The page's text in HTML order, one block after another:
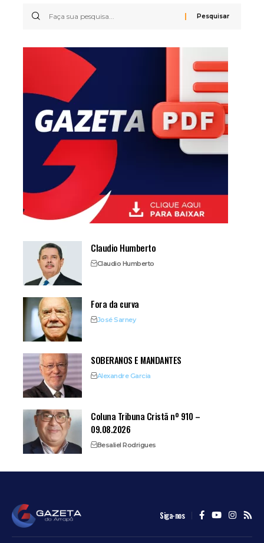
Claudio Humberto
Claudio Humberto
Fora da curva
José Sarney
SOBERANOS E MANDANTES
Alexandre Garcia
Coluna Tribuna Cristã nº 910 –
09.08.2026
Besaliel Rodrigues
Siga-nos